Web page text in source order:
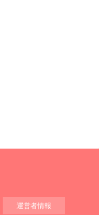
運営者情報